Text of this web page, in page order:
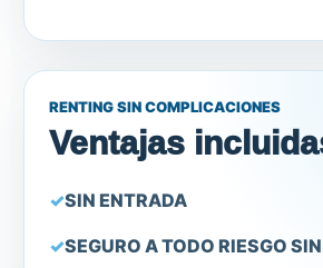
RENTING SIN COMPLICACIONES
Ventajas
SIN ENTRADA
SEGURO A TODO RIESGO